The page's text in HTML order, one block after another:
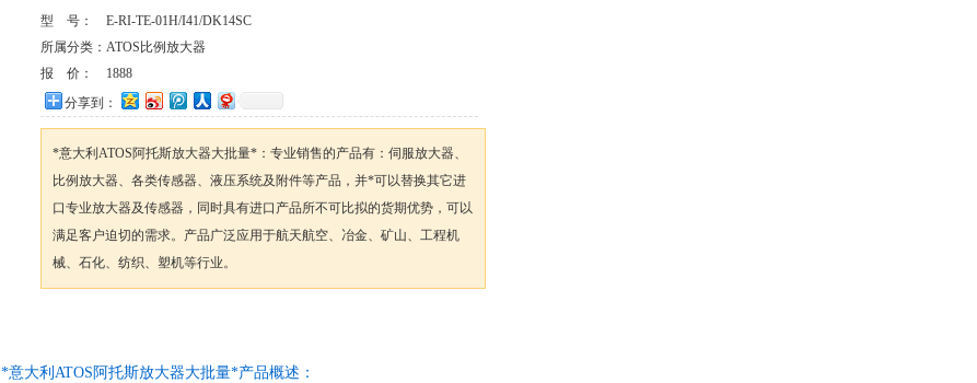
型 号：
E-RI-TE-01H/I41/DK14SC
所属分类： ATOS比例放大器
报 价：
1888
分享到：
*意大利ATOS阿托斯放大器大批量*：专业销售的产品有：伺服放大器、
比例放大器、各类传感器、液压系统及附件等产品，并*可以替换其它进
口专业放大器及传感器，同时具有进口产品所不可比拟的货期优势，可以
满足客户迫切的需求。产品广泛应用于航天航空、冶金、矿山、工程机
械、石化、纺织、塑机等行业。
*意大利ATOS阿托斯放大器大批量*产品概述：